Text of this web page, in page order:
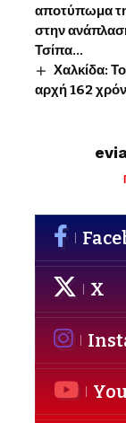
αποτύπωμα
στην
Τσίπα…
Χαλκίδα:
αρχή 162
X